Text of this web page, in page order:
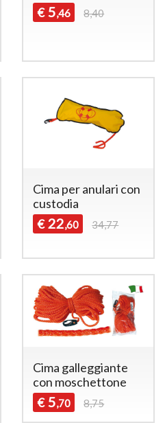
€ 5,46 8,40
Cima per anulari con
custodia
€ 22,60 34,77
Cima galleggiante
con moschettone
€ 5,70 8,75